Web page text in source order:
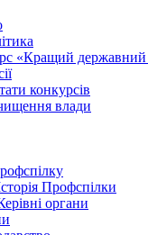
«Кращий державний
конкурсів
влади
Профспілки
органи